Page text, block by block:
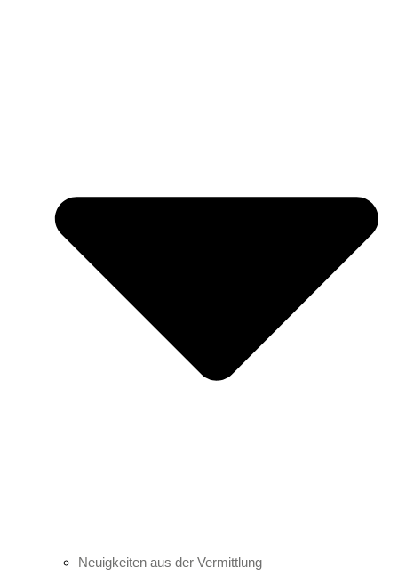
Neuigkeiten aus der Vermittlung